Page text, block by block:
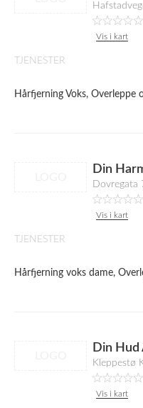
Vis i kart
TJENESTER
Hårfjerning Voks, Overleppe
Din
Dovregata
Vis i kart
TJENESTER
Hårfjerning voks dame,
Din Hud
Kleppestø
Vis i kart